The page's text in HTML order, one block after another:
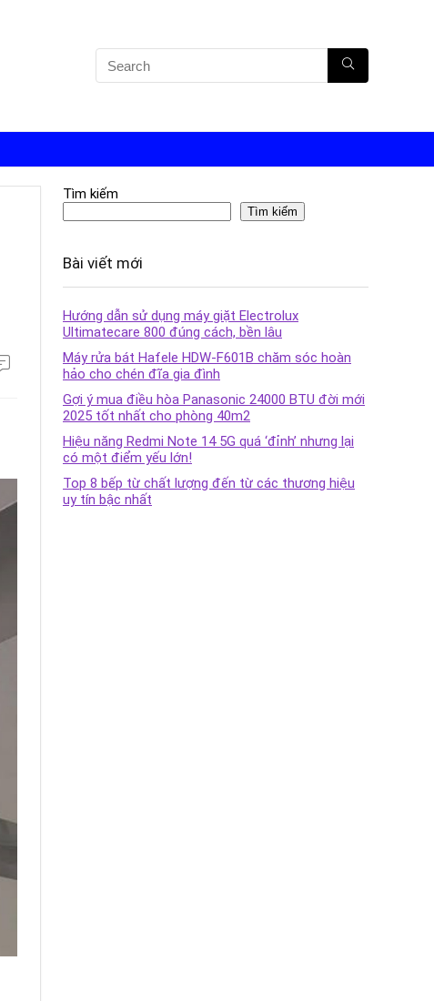
Tìm kiếm
Tìm kiếm
Bài viết mới
Hướng dẫn sử dụng máy giặt Electrolux
Ultimatecare 800 đúng cách, bền lâu
Máy rửa bát Hafele HDW-F601B chăm sóc hoàn
hảo cho chén đĩa gia đình
Gợi ý mua điều hòa Panasonic 24000 BTU đời mới
2025 tốt nhất cho phòng 40m2
Hiệu năng Redmi Note 14 5G quá ‘đỉnh’ nhưng lại
có một điểm yếu lớn!
Top 8 bếp từ chất lượng đến từ các thương hiệu
uy tín bậc nhất